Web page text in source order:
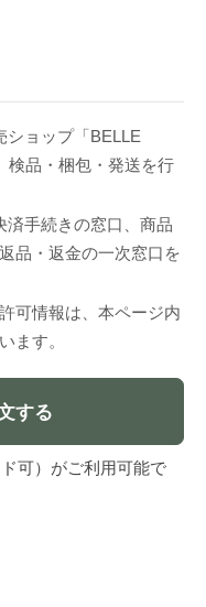
ショップ「BELLE
検品・梱包・発送を行
済手続きの窓口、商品
品・返金の一次窓口を
可情報は、本ページ内
ます。
する
可）がご利用可能で